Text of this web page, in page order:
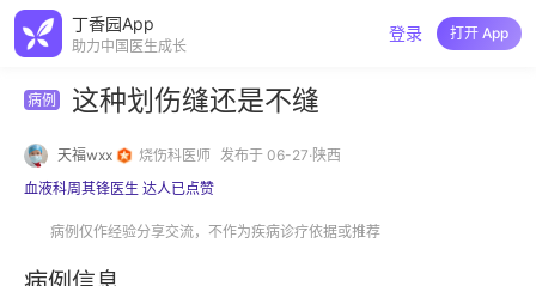
丁香园App
助力中国医生成长
登录 打开 App
病例 这种划伤缝还是不缝
天福wxx 烧伤科医师 发布于 06-27·陕西
血液科周其锋医生 达人已点赞
病例仅作经验分享交流，不作为疾病诊疗依据或推荐